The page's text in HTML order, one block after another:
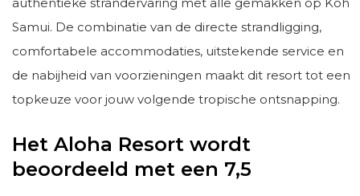
Samui. De combinatie van de directe strandligging,
comfortabele accommodaties, uitstekende service en
de nabijheid van voorzieningen maakt dit resort tot een
topkeuze voor jouw volgende tropische ontsnapping.
Het Aloha Resort wordt
beoordeeld met een 7,5